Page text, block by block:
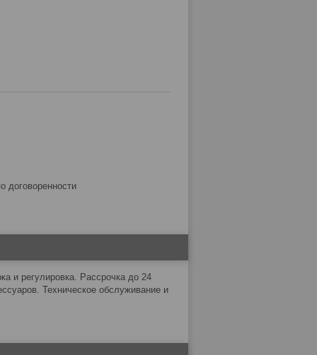
договоренности
и регулировка. Рассрочка до 24
Техническое обслуживание и